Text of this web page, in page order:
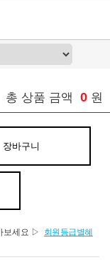
총 상품 금액 0 원
장바구니
보세요 ▷
회원등급별혜